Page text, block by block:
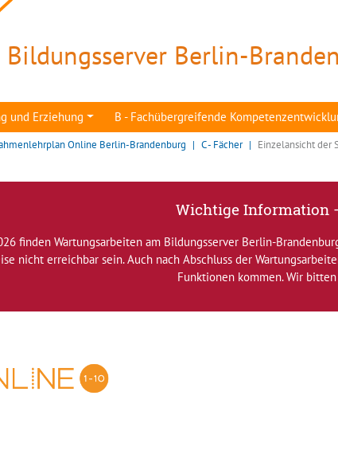
Bildungsserver Berlin-
und Erziehung B - Fachübergreifende
- BrandenburgOnline Berlin-Brandenburg C - Fächer Einzelansicht der
Wichtige Information
finden Wartungsarbeiten am Bildungsserver Berlin-
nicht erreichbar sein. Auch nach Abschluss der
Funktionen kommen. Wir